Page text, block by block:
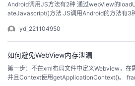
者
学
堂
支
持
我
的
我
Android调用JS方法有2种 通过webView的loadUrl()方法通过webView的evalu
ateJavascript()方法 JS调用Android的方法有3种 通过WebView的addJavascr
ing()方法回调拦截url通...
yd_221104950
如何避免WebView内存泄漏
第一步：不在xml布局文件中定义Webview，在
并且Context使用getApplicationContext()。 frameLayout = (FrameLayout)fi